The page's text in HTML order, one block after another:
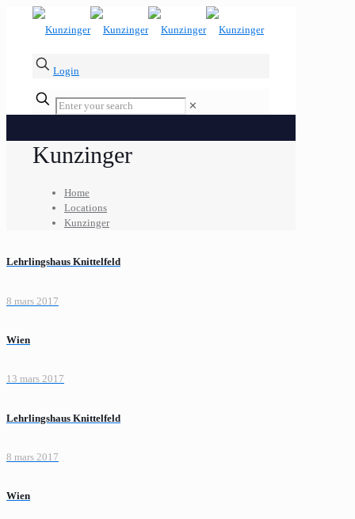
Login
✕
Kunzinger
Home
Locations
Kunzinger
Lehrlingshaus Knittelfeld
8 mars 2017
Wien
13 mars 2017
Lehrlingshaus Knittelfeld
8 mars 2017
Wien